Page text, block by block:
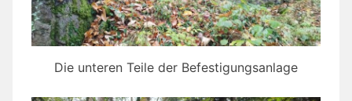
Die unteren Teile der Befestigungsanlage